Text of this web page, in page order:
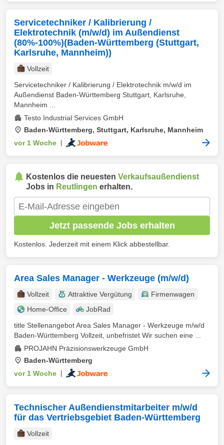
Servicetechniker / Kalibrierung /
Elektrotechnik (m/w/d) im Außendienst
(80%-100%)(Baden-Württemberg (Stuttgart,
Karlsruhe, Mannheim))
Vollzeit
Servicetechniker / Kalibrierung / Elektrotechnik m/w/d im
Außendienst Baden-Württemberg Stuttgart, Karlsruhe,
Mannheim ...
Testo Industrial Services GmbH
Baden-Württemberg, Stuttgart, Karlsruhe, Mannheim
vor 1 Woche
Kostenlos die neuesten Verkaufsaußendienst
Jobs in Reutlingen erhalten.
Jetzt passende Jobs erhalten
Kostenlos. Jederzeit mit einem Klick abbestellbar.
Area Sales Manager - Werkzeuge (m/w/d)
Vollzeit Attraktive Vergütung
Firmenwagen
Home-Office
JobRad
title Stellenangebot Area Sales Manager - Werkzeuge m/w/d
Baden-Württemberg Vollzeit, unbefristet Wir suchen eine ...
PROJAHN Präzisionswerkzeuge GmbH
Baden-Württemberg
vor 1 Woche
Technischer Außendienstmitarbeiter m/w/d
für das Vertriebsgebiet Baden-Württemberg
Vollzeit